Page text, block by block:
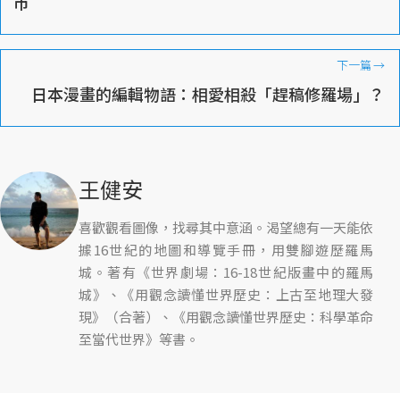
下一篇→
日本漫畫的編輯物語：相愛相殺「趕稿修羅場」？
王健安
喜歡觀看圖像，找尋其中意涵。渴望總有一天能依
據16世紀的地圖和導覽手冊，用雙腳遊歷羅馬
城。著有《世界劇場：16-18世紀版畫中的羅馬
城》、《用觀念讀懂世界歷史：上古至地理大發
現》（合著）、《用觀念讀懂世界歷史：科學革命
至當代世界》等書。